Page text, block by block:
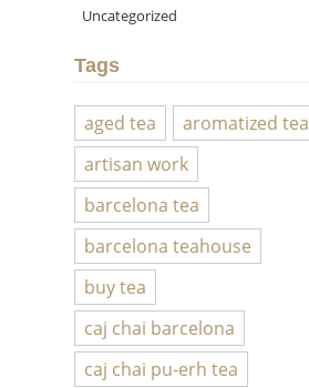
Uncategorized
Tags
aged tea
aromatized tea
artisan work
barcelona tea
barcelona teahouse
buy tea
caj chai barcelona
caj chai pu-erh tea